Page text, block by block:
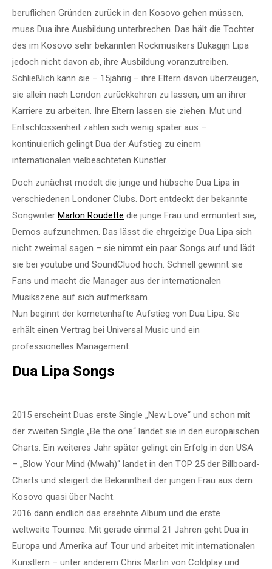
beruflichen Gründen zurück in den Kosovo gehen müssen,
muss Dua ihre Ausbildung unterbrechen. Das hält die Tochter
des im Kosovo sehr bekannten Rockmusikers Dukagijn Lipa
jedoch nicht davon ab, ihre Ausbildung voranzutreiben.
Schließlich kann sie – 15jährig – ihre Eltern davon überzeugen,
sie allein nach London zurückkehren zu lassen, um an ihrer
Karriere zu arbeiten. Ihre Eltern lassen sie ziehen. Mut und
Entschlossenheit zahlen sich wenig später aus –
kontinuierlich gelingt Dua der Aufstieg zu einem
internationalen vielbeachteten Künstler.
Doch zunächst modelt die junge und hübsche Dua Lipa in
verschiedenen Londoner Clubs. Dort entdeckt der bekannte
Songwriter Marlon Roudette die junge Frau und ermuntert sie,
Demos aufzunehmen. Das lässt die ehrgeizige Dua Lipa sich
nicht zweimal sagen – sie nimmt ein paar Songs auf und lädt
sie bei youtube und SoundCluod hoch. Schnell gewinnt sie
Fans und macht die Manager aus der internationalen
Musikszene auf sich aufmerksam.
Nun beginnt der kometenhafte Aufstieg von Dua Lipa. Sie
erhält einen Vertrag bei Universal Music und ein
professionelles Management.
Dua Lipa Songs
2015 erscheint Duas erste Single „New Love“ und schon mit
der zweiten Single „Be the one“ landet sie in den europäischen
Charts. Ein weiteres Jahr später gelingt ein Erfolg in den USA
– „Blow Your Mind (Mwah)“ landet in den TOP 25 der Billboard-
Charts und steigert die Bekanntheit der jungen Frau aus dem
Kosovo quasi über Nacht.
2016 dann endlich das ersehnte Album und die erste
weltweite Tournee. Mit gerade einmal 21 Jahren geht Dua in
Europa und Amerika auf Tour und arbeitet mit internationalen
Künstlern – unter anderem Chris Martin von Coldplay und